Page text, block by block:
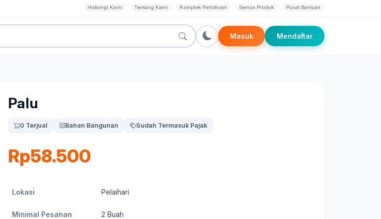
Hubungi Kami Tentang Kami Komplek Pertokoan Semua Produk Pusat Bantuan
Masuk Mendaftar
Palu
0 Terjual Bahan Bangunan Sudah Termasuk Pajak
Rp58.500
Lokasi Pelaihari
Minimal Pesanan 2 Buah